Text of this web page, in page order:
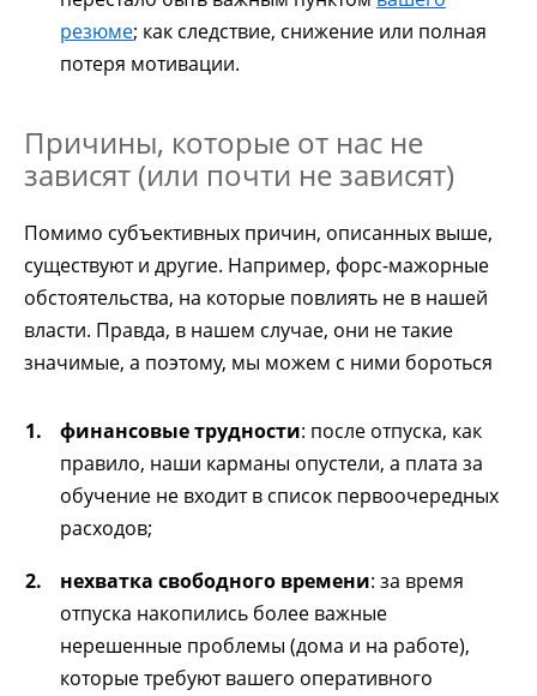
резюме; как следствие, снижение или полная
потеря мотивации.
Причины, которые от нас не
зависят (или почти не зависят)
Помимо субъективных причин, описанных выше,
существуют и другие. Например, форс-мажорные
обстоятельства, на которые повлиять не в нашей
власти. Правда, в нашем случае, они не такие
значимые, а поэтому, мы можем с ними бороться
финансовые трудности: после отпуска, как
правило, наши карманы опустели, а плата за
обучение не входит в список первоочередных
расходов;
нехватка свободного времени: за время
отпуска накопились более важные
нерешенные проблемы (дома и на работе),
которые требуют вашего оперативного